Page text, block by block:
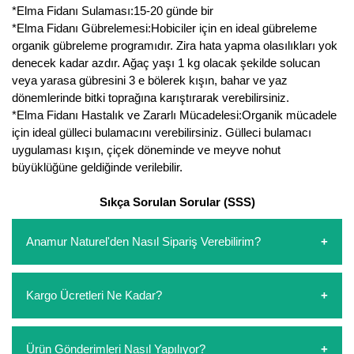
*Elma Fidanı Sulaması:15-20 günde bir
*Elma Fidanı Gübrelemesi:Hobiciler için en ideal gübreleme
organik gübreleme programıdır. Zira hata yapma olasılıkları yok
denecek kadar azdır. Ağaç yaşı 1 kg olacak şekilde solucan
veya yarasa gübresini 3 e bölerek kışın, bahar ve yaz
dönemlerinde bitki toprağına karıştırarak verebilirsiniz.
*Elma Fidanı Hastalık ve Zararlı Mücadelesi:Organik mücadele
için ideal gülleci bulamacını verebilirsiniz. Gülleci bulamacı
uygulaması kışın, çiçek döneminde ve meyve nohut
büyüklüğüne geldiğinde verilebilir.
Sıkça Sorulan Sorular (SSS)
Anamur Naturel'den Nasıl Sipariş Verebilirim?
oluşturarak,iletişim numaralarımızdan bizi arayarak veya
whatsapp hattımızdan bizlere isteklerinizi yazarak sipariş
ödemelerini sipariş verdikten sonra havale/eft veya sipariş
Kargo Ücretleri Ne Kadar?
Ürün Gönderimleri Nasıl Yapılıyor?
Yaban Mersini Fidanı
Zeytin Fidanı